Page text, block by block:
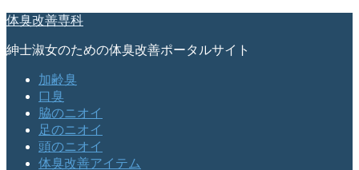
体臭改善専科
紳士淑女のための体臭改善ポータルサイト
加齢臭
口臭
脇のニオイ
足のニオイ
頭のニオイ
体臭改善アイテム